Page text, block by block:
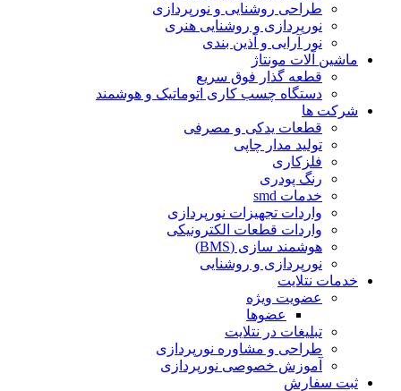
طراحی روشنایی و نورپردازی
نورپردازی و روشنایی هنری
نور آرایی و آذین بندی
ماشین آلات مونتاژ
قطعه گذار فوق سریع
دستگاه چسب کاری اتوماتیک و هوشمند
شرکت ها
قطعات یدکی و مصرفی
تولید مدار چاپی
فلزکاری
رنگ پودری
خدمات smd
واردات تجهیزات نورپردازی
واردات قطعات الکترونیکی
هوشمند سازی (BMS)
نورپردازی و روشنایی
خدمات نتلایت
عضویت ویژه
عضوها
تبلیغات در نتلایت
طراحی و مشاوره نورپردازی
آموزش خصوصی نورپردازی
ثبت سفارش